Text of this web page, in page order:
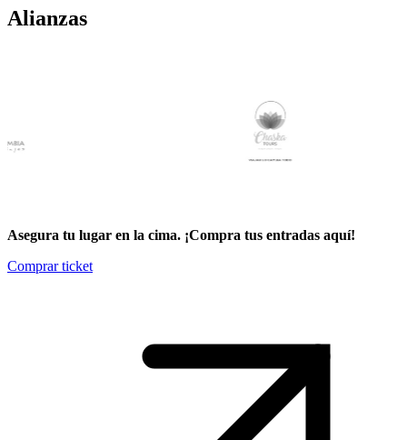
Alianzas
Asegura tu lugar en la cima. ¡Compra tus entradas aquí!
Comprar ticket